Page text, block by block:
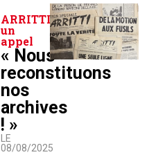
ARRITTI lance
un
appel
« Nous
reconstituons
nos
archives
! »
LE
08/08/2025